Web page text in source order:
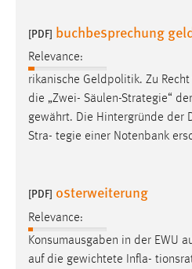
[PDF] buchbesprechung
Relevance:
rikanische Geldpolitik. Zu
die „Zwei- Säulen-Strategie“
gewährt. Die Hintergründe der
Stra- tegie einer Notenbank
[PDF] osterweiterung
Relevance:
Konsumausgaben in der EWU
auf die gewichtete Infla-